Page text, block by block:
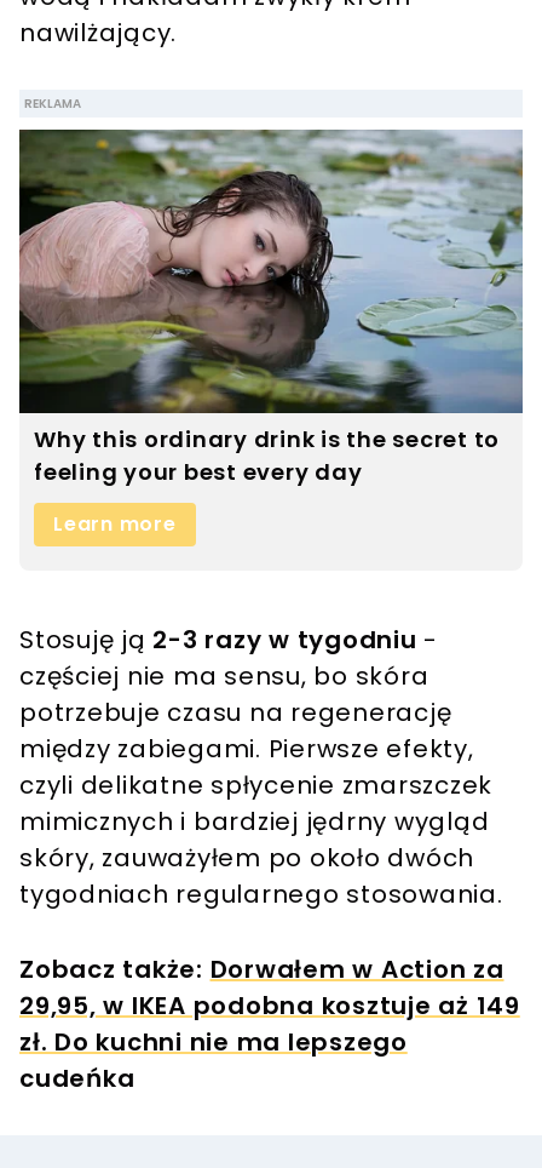
nawilżający.
Stosuję ją 2-3 razy w tygodniu -
częściej nie ma sensu, bo skóra
potrzebuje czasu na regenerację
między zabiegami. Pierwsze efekty,
czyli delikatne spłycenie zmarszczek
mimicznych i bardziej jędrny wygląd
skóry, zauważyłem po około dwóch
tygodniach regularnego stosowania.
Zobacz także: Dorwałem w Action za
29,95, w IKEA podobna kosztuje aż 149
zł. Do kuchni nie ma lepszego
cudeńka